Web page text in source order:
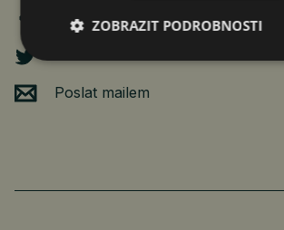
Poslat mailem
ZOBRAZIT PODROBNOSTI